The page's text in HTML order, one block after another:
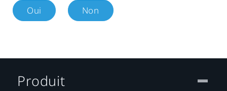
Oui Non
Produit